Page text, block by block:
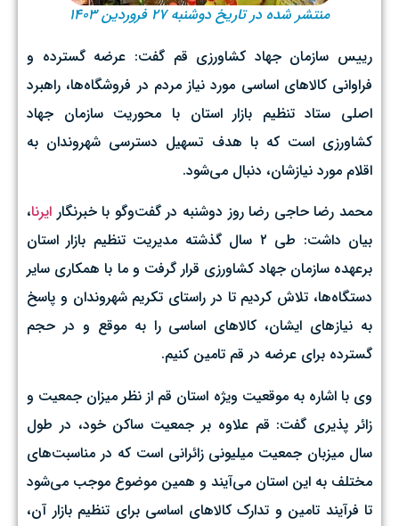
منتشر شده در تاریخ دوشنبه ۲۷ فروردین ۱۴۰۳
رییس سازمان جهاد کشاورزی قم گفت: عرضه گسترده و
فراوانی کالاهای اساسی مورد نیاز مردم در فروشگاه‌ها، راهبرد
اصلی ستاد تنظیم بازار استان با محوریت سازمان جهاد
کشاورزی است که با هدف تسهیل دسترسی شهروندان به
اقلام مورد نیازشان، دنبال می‌شود.
محمد رضا حاجی رضا روز دوشنبه در گفت‌وگو با خبرنگار ایرنا،
بیان داشت: طی ۲ سال گذشته مدیریت تنظیم بازار استان
برعهده سازمان جهاد کشاورزی قرار گرفت و ما با همکاری سایر
دستگاه‌ها، تلاش کردیم تا در راستای تکریم شهروندان و پاسخ
به نیازهای ایشان، کالاهای اساسی را به موقع و در حجم
گسترده برای عرضه در قم تامین کنیم.
وی با اشاره به موقعیت ویژه استان قم از نظر میزان جمعیت و
زائر پذیری گفت: قم علاوه بر جمعیت ساکن خود، در طول
سال میزبان جمعیت میلیونی زائرانی است که در مناسبت‌های
مختلف به این استان می‌آیند و همین موضوع موجب می‌شود
تا فرآیند تامین و تدارک کالاهای اساسی برای تنظیم بازار آن،